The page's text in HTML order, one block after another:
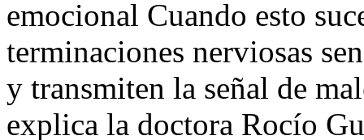
emocional Cuando esto
terminaciones nerviosas
y transmiten la señal de
explica la doctora Rocío